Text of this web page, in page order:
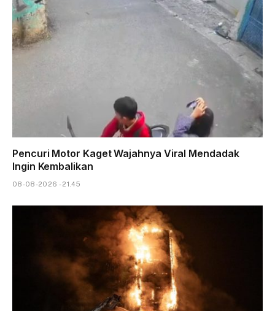
Pencuri Motor Kaget Wajahnya Viral Mendadak
Ingin Kembalikan
08-08-2026 - 21.45